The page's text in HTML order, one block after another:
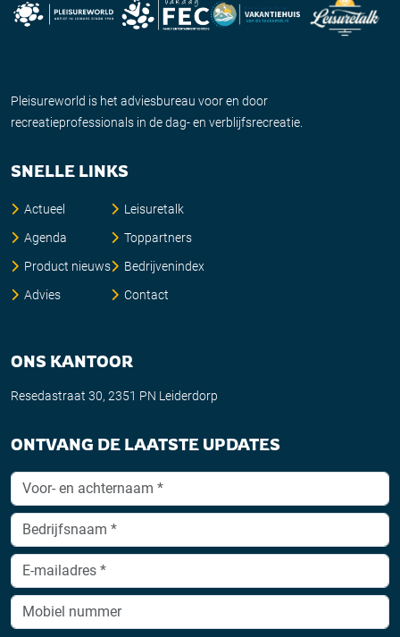
Pleisureworld is het adviesbureau voor en door
recreatieprofessionals in de dag- en verblijfsrecreatie.
SNELLE LINKS
Actueel
Agenda
Product nieuws
Advies
Leisuretalk
Toppartners
Bedrijvenindex
Contact
ONS KANTOOR
Resedastraat 30, 2351 PN Leiderdorp
ONTVANG DE LAATSTE UPDATES